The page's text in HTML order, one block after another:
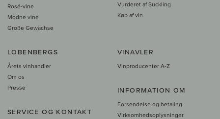
Rosé-vine
Modne vine
Große Gewächse
Vurderet af Suckling
Køb af vin
LOBENBERGS
Årets vinhandler
Om os
Presse
SERVICE OG KONTAKT
VINAVLER
Vinproducenter A-Z
INFORMATION OM
Forsendelse og betaling
Virksomhedsoplysninger